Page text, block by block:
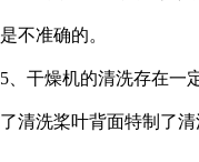
是不准确的。
5、干燥机的清洗存在一
了清洗桨叶背面特制了清